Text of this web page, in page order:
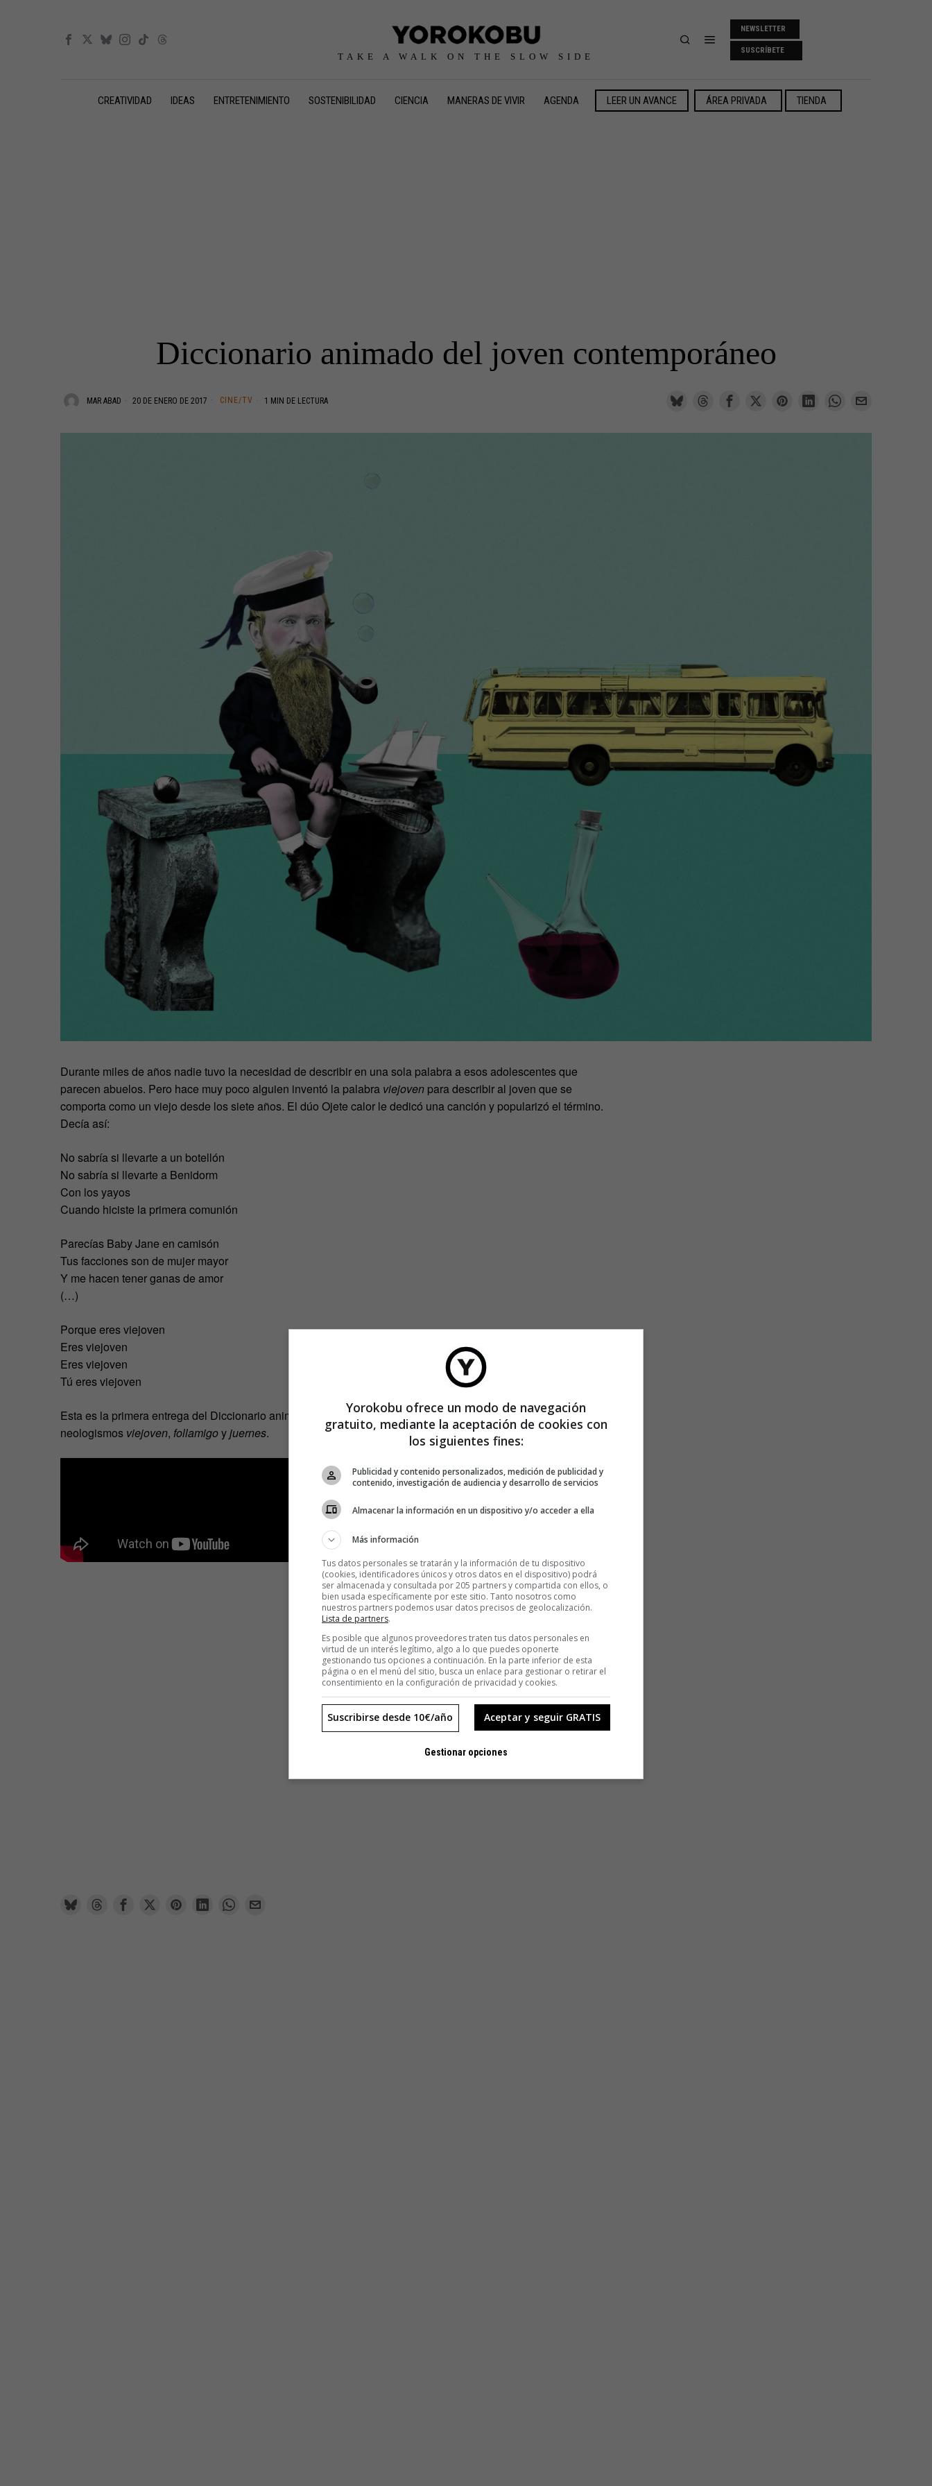
TAKE A WALK ON THE SLOW SIDE
NEWSLETTER
SUSCRÍBETE
CREATIVIDAD IDEAS ENTRETENIMIENTO SOSTENIBILIDAD CIENCIA MANERAS DE VIVIR AGENDA LEER UN AVANCE ÁREA PRIVADA TIENDA
Diccionario animado del joven contemporáneo
MAR ABAD 20 DE ENERO DE 2017 CINE/TV 1 MIN DE LECTURA
Durante miles de años nadie tuvo la necesidad de describir en una sola palabra a esos adolescentes que
parecen abuelos. Pero hace muy poco alguien inventó la palabra viejoven para describir al joven que se
comporta como un viejo desde los siete años. El dúo Ojete calor le dedicó una canción y popularizó el término.
Decía así:
No sabría si llevarte a un botellón
No sabría si llevarte a Benidorm
Con los yayos
Cuando hiciste la primera comunión
Parecías Baby Jane en camisón
Tus facciones son de mujer mayor
Y me hacen tener ganas de amor
(…)
Porque eres viejoven
Eres viejoven
Eres viejoven
Tú eres viejoven
Esta es la primera entrega del Diccionario animado del joven contemporáneo, y en ella se explican los
neologismos viejoven, follamigoyjuernes.
Yorokobu ofrece un modo de navegación
gratuito, mediante la aceptación de cookies con
los siguientes fines:
Publicidad y contenido personalizados, medición de publicidad y
contenido, investigación de audiencia y desarrollo de servicios
Almacenar la información en un dispositivo y/o acceder a ella
Más información
Tus datos personales se tratarán y la información de tu dispositivo
(cookies, identificadores únicos y otros datos en el dispositivo) podrá
ser almacenada y consultada por 205 partners y compartida con ellos, o
bien usada específicamente por este sitio. Tanto nosotros como
nuestros partners podemos usar datos precisos de geolocalización.
Lista de partners.
Es posible que algunos proveedores traten tus datos personales en
virtud de un interés legítimo, algo a lo que puedes oponerte
gestionando tus opciones a continuación. En la parte inferior de esta
página o en el menú del sitio, busca un enlace para gestionar o retirar el
consentimiento en la configuración de privacidad y cookies.
Aceptar y seguir GRATIS
Suscribirse desde 10€/año
Gestionar opciones